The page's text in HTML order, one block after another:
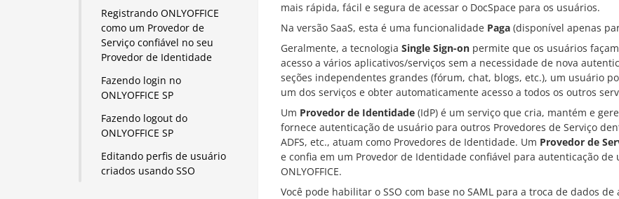
Registrando ONLYOFFICE
como um Provedor de
Serviço confiável no seu
Provedor de Identidade
Fazendo login no
ONLYOFFICE SP
Fazendo logout do
ONLYOFFICE SP
Editando perfis de usuário
criados usando SSO
mais rápida, fácil e segura de acessar o DocSpace para os usuários.
Na versão SaaS, esta é uma funcionalidade Paga (disponível apenas
Geralmente, a tecnologia Single Sign-on permite que os usuários
acesso a vários aplicativos/serviços sem a necessidade de nova
seções independentes grandes (fórum, chat, blogs, etc.), um usuário
um dos serviços e obter automaticamente acesso a todos os outros
Um Provedor de Identidade (IdP) é um serviço que cria, mantém e
fornece autenticação de usuário para outros Provedores de Serviço
ADFS, etc., atuam como Provedores de Identidade. Um Provedor de
e confia em um Provedor de Identidade confiável para autenticação de
ONLYOFFICE.
Você pode habilitar o SSO com base no SAML para a troca de dados